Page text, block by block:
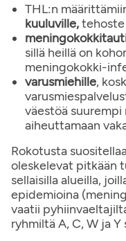
THL:n
kuuluville,tehoste
sillä heillä on
meningokokki-
varusmiehille,
väestöä suurempi
aiheuttamaan
Rokotusta
oleskelevat pitkään
sellaisilla alueilla,
epidemioina
vaatii
ryhmiltä A, C, W ja